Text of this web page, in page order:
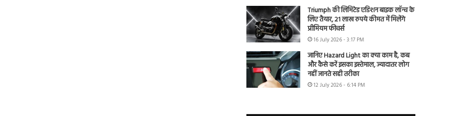
Triumph की लिमिटेड एडिशन बाइक लॉन्च के
लिए तैयार, 21 लाख रुपये कीमत में मिलेंगे
प्रीमियम फीचर्स
16 July 2026 - 3:17 PM
जानिए Hazard Light का क्या काम है, कब
और कैसे करें इसका इस्तेमाल, ज्यादातर लोग
नहीं जानते सही तरीका
12 July 2026 - 6:14 PM